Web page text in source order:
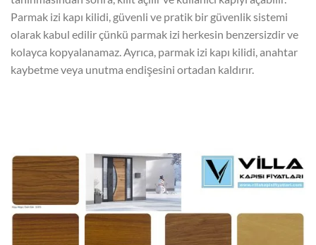
Parmak izi kapı kilidi, güvenli ve pratik bir güvenlik sistemi
olarak kabul edilir çünkü parmak izi herkesin benzersizdir ve
kolayca kopyalanamaz. Ayrıca, parmak izi kapı kilidi, anahtar
kaybetme veya unutma endişesini ortadan kaldırır.